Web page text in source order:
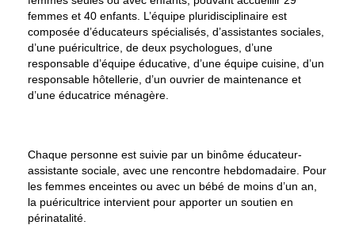
femmes et 40 enfants. L’équipe pluridisciplinaire est
composée d’éducateurs spécialisés, d’assistantes sociales,
d’une puéricultrice, de deux psychologues, d’une
responsable d’équipe éducative, d’une équipe cuisine, d’un
responsable hôtellerie, d’un ouvrier de maintenance et
d’une éducatrice ménagère.
Chaque personne est suivie par un binôme éducateur-
assistante sociale , avec une rencontre hebdomadaire . Pour
les femmes enceintes ou avec un bébé de moins d’un an,
la puéricultrice intervient pour apporter un soutien en
périnatalité.